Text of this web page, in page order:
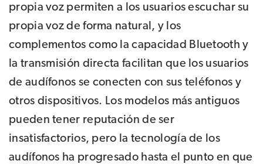
propia voz permiten a los usuarios escuchar su
propia voz de forma natural, y los
complementos como la capacidad Bluetooth y
la transmisión directa facilitan que los usuarios
de audífonos se conecten con sus teléfonos y
otros dispositivos. Los modelos más antiguos
pueden tener reputación de ser
insatisfactorios, pero la tecnología de los
audífonos ha progresado hasta el punto en que